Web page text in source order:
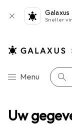
Uw
Galaxus
Sneller
Categorie
Menu Zoek
Zolen